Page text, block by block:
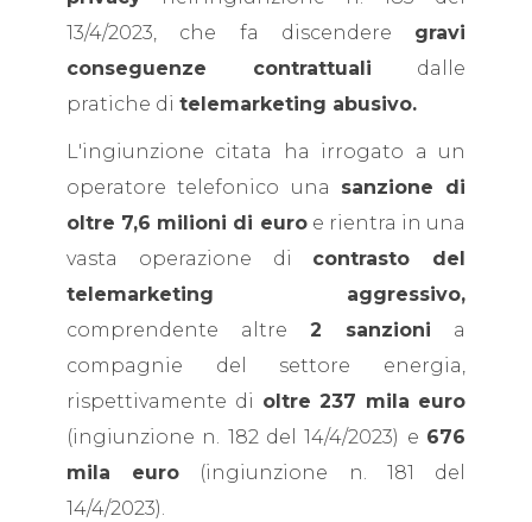
13/4/2023, che fa discendere gravi
conseguenze contrattuali dalle
pratiche di telemarketing abusivo.
L'ingiunzione citata ha irrogato a un
operatore telefonico una sanzione di
oltre 7,6 milioni di euroe rientra in una
vasta operazione di contrasto del
telemarketing aggressivo,
comprendente altre 2 sanzioni a
compagnie del settore energia,
rispettivamente di oltre 237 mila euro
(ingiunzione n. 182 del 14/4/2023) e 676
mila euro (ingiunzione n. 181 del
14/4/2023).